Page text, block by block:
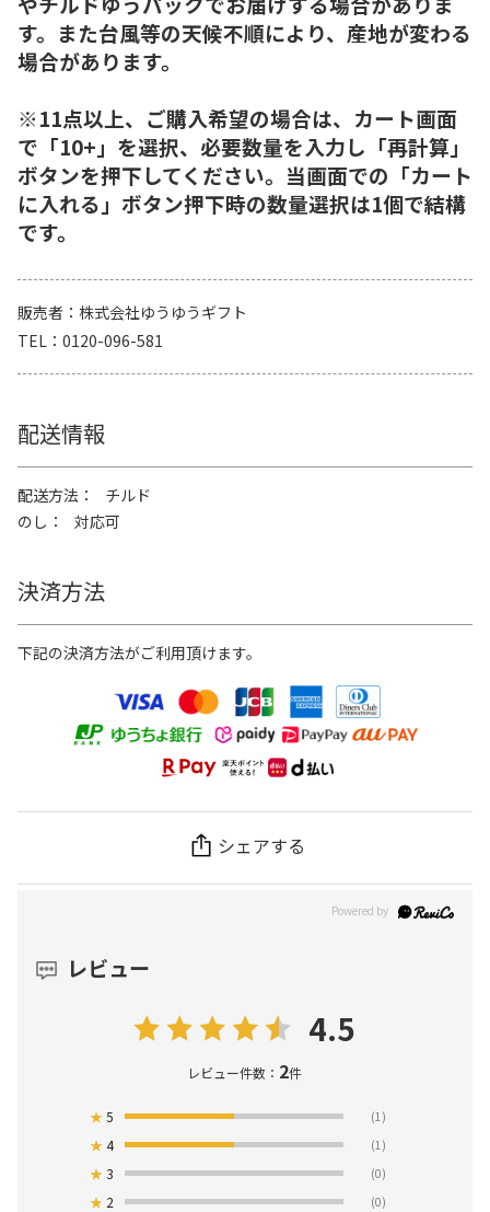
す。また台風等の天候不順により、産地が変わる
場合があります。
※11点以上、ご購入希望の場合は、カート画面
で「10+」を選択、必要数量を入力し「再計算」
ボタンを押下してください。当画面での「カート
に入れる」ボタン押下時の数量選択は1個で結構
です。
販売者
株式会社ゆうゆうギフト
TEL
0120-096-581
配送情報
配送方法
チルド
のし
対応可
決済方法
下記の決済方法がご利用頂けます。
シェアする
レビュー
4.5
レビュー件数： 2件
★5 (1)
★4 (1)
★3 (0)
★ 2 (0)